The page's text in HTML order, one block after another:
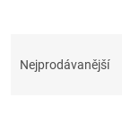
Nejprodávanější